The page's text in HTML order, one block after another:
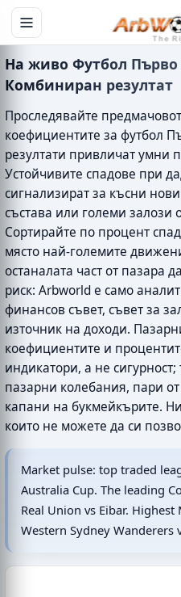
На живо Футбол Първо
Комбиниран резултат
Проследявайте
коефициентите за футбол
резултати привличат умни
Устойчивите спадове при
сигнализират за късни
състава или големи
Сортирайте по процент
място най-големите
останалата част от пазара
риск: Arbworld е само
финансов съвет, съвет за
източник на доходи.
коефициентите и
индикатори, а не сигурност;
пазарни колебания, пари
капани на букмейкърите.
които не можете да си
Market pulse: top traded
Australia Cup. The leading
Real Union vs Eibar.
Western Sydney Wanderers